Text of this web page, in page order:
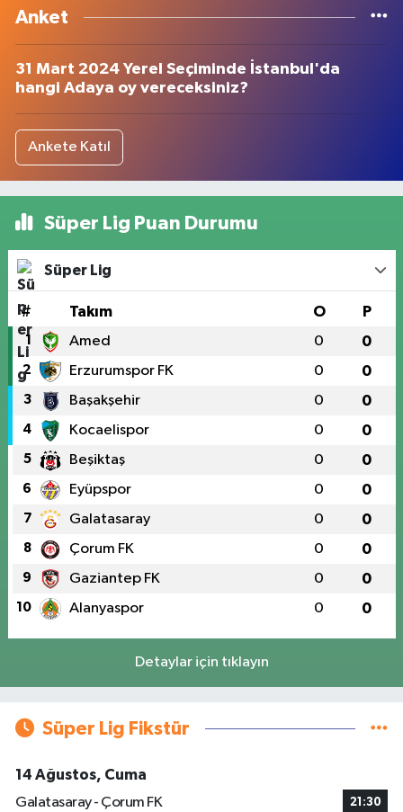
Anket
31 Mart 2024 Yerel Seçiminde İstanbul'da
hangi Adaya oy vereceksiniz?
Ankete Katıl
Süper Lig Puan Durumu
Süper Lig
# Takım O P
1 Amed 0 0
2 Erzurumspor FK 0 0
3 Başakşehir 0 0
4 Kocaelispor 0 0
5 Beşiktaş 0 0
6 Eyüpspor 0 0
7 Galatasaray 0 0
8 Çorum FK 0 0
9 Gaziantep FK 0 0
10 Alanyaspor 0 0
Detaylar için tıklayın
Süper Lig Fikstür
14 Ağustos, Cuma
Galatasaray - Çorum FK
21:30